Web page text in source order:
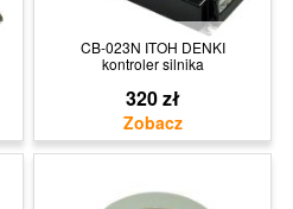
CB-023N ITOH DENKI
kontroler silnika
320 zł